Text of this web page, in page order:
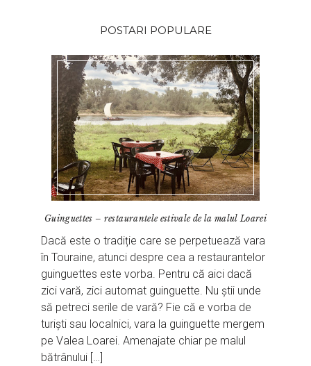
POSTARI POPULARE
Guinguettes – restaurantele estivale de la malul Loarei
Dacă este o tradiție care se perpetuează vara
în Touraine, atunci despre cea a restaurantelor
guinguettes este vorba. Pentru că aici dacă
zici vară, zici automat guinguette. Nu știi unde
să petreci serile de vară? Fie că e vorba de
turiști sau localnici, vara la guinguette mergem
pe Valea Loarei. Amenajate chiar pe malul
bătrânului […]